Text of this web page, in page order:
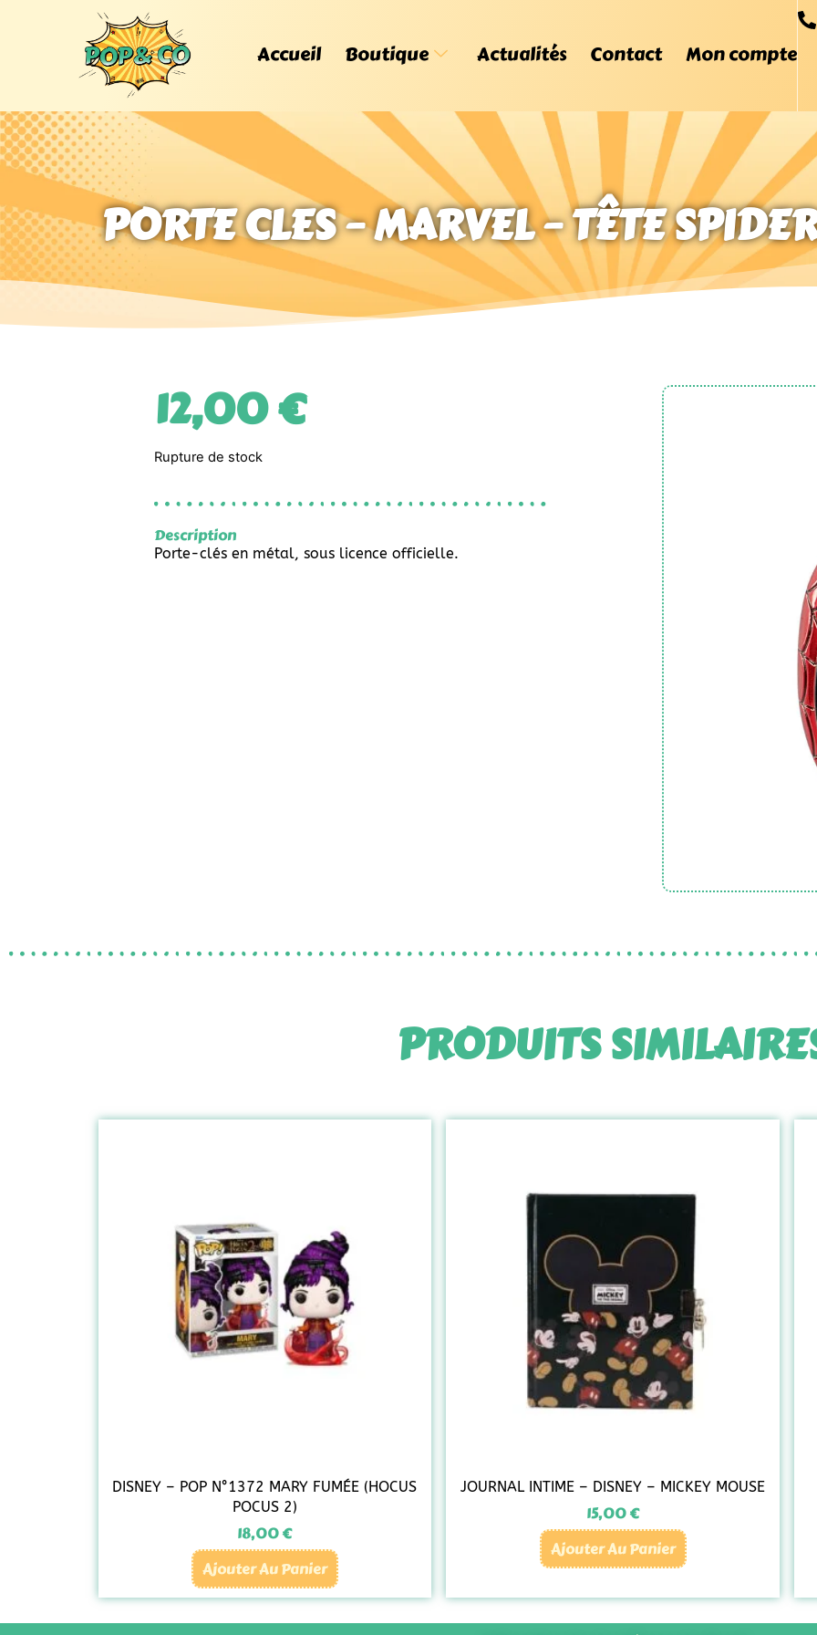
Accueil Boutique Actualités Contact Mon compte
PORTE CLES – MARVEL – TÊTE
12,00€
Rupture de stock
Description
Porte-clés en métal, sous licence officielle.
PRODUITS
DISNEY – POP N°1372 MARY FUMÉE (HOCUS
POCUS 2)
18,00€
Ajouter Au Panier
JOURNAL INTIME – DISNEY – MICKEY MOUSE
15,00€
Ajouter Au Panier